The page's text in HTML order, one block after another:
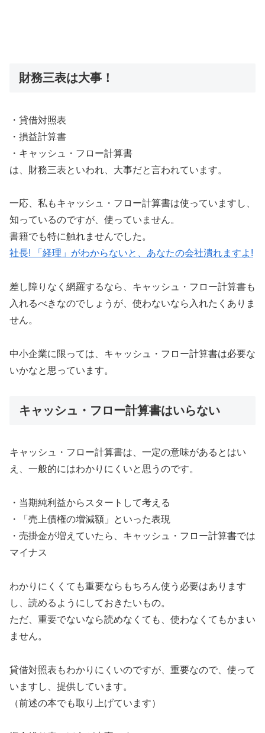
財務三表は大事！
・貸借対照表
・損益計算書
・キャッシュ・フロー計算書
は、財務三表といわれ、大事だと言われています。
一応、私もキャッシュ・フロー計算書は使っていますし、
知っているのですが、使っていません。
書籍でも特に触れませんでした。
社長! 「経理」がわからないと、あなたの会社潰れますよ!
差し障りなく網羅するなら、キャッシュ・フロー計算書も
入れるべきなのでしょうが、使わないなら入れたくありま
せん。
中小企業に限っては、キャッシュ・フロー計算書は必要な
いかなと思っています。
キャッシュ・フロー計算書はいらない
キャッシュ・フロー計算書は、一定の意味があるとはい
え、一般的にはわかりにくいと思うのです。
・当期純利益からスタートして考える
・「売上債権の増減額」といった表現
・売掛金が増えていたら、キャッシュ・フロー計算書では
マイナス
わかりにくくても重要ならもちろん使う必要はあります
し、読めるようにしておきたいもの。
ただ、重要でないなら読めなくても、使わなくてもかまい
ません。
貸借対照表もわかりにくいのですが、重要なので、使って
いますし、提供しています。
（前述の本でも取り上げています）